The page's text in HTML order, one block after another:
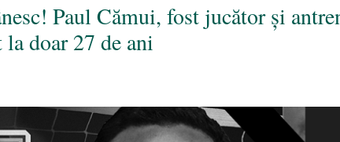
Paul Cămui, fost jucător și
doar 27 de ani